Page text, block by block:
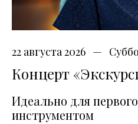
22 августа 2026
Концерт
Идеально для
инструментом